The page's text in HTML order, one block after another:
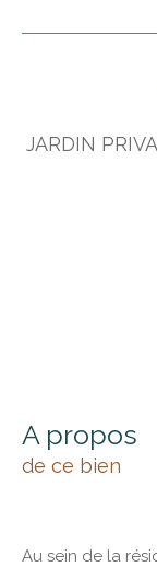
JARDIN
a propos
de ce bien
Au sein de la